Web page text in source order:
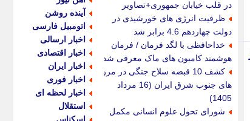
در قلب خیابان جمهوری+تصاویر
ظرفیت انرژی های خورشیدی در
دولت چهاردهم 4.6 برابر شد
خداحافظی با لگد فرمان / فرمان
هوشمند کامیون های ماک معرفی شد
کشف 10 قبضه سلاح جنگی در مرز
های جنوب شرق ایران (16 مرداد
1405)
شورای تحول علوم انسانی مکمل
آینده روشن
اتومبیل فارسی
اخبار ارسالی
اخبار اقتصادی
اخبار ایران
اخبار فوری
اخبار لحظه ای
استقلال